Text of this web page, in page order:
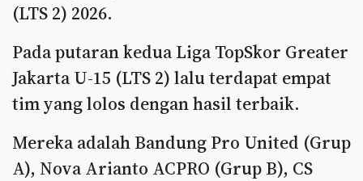
(LTS 2) 2026.
Pada putaran kedua Liga TopSkor Greater
Jakarta U-15 (LTS 2) lalu terdapat empat
tim yang lolos dengan hasil terbaik.
Mereka adalah Bandung Pro United (Grup
A), Nova Arianto ACPRO (Grup B), CS